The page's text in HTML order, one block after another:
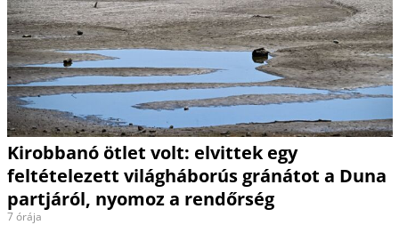
Kirobbanó ötlet volt: elvittek egy
feltételezett világháborús gránátot a Duna
partjáról, nyomoz a rendőrség
7 órája